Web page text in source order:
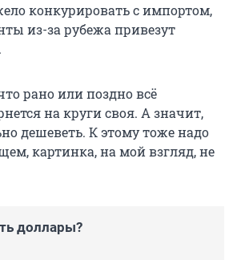
конкурировать с импортом,
из-за рубежа привезут
рано или поздно всё
на круги своя. А значит,
дешеветь. К этому тоже надо
картинка, на мой взгляд, не
доллары?